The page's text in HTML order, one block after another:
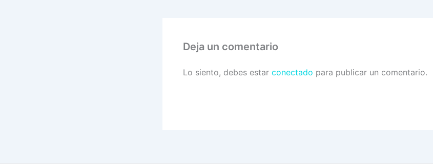
Deja un comentario
Lo siento, debes estar conectado para publicar un comentario.